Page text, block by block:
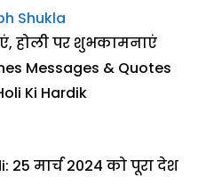
Shukla
होली पर शुभकामनाएं
Messages & Quotes
Ki Hardik
25 मार्च 2024 को पूरा देश